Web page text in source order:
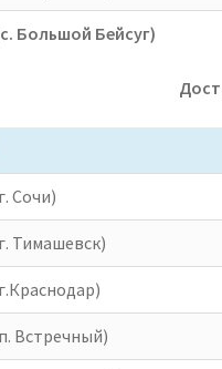
Большой Бейсуг)
Сочи)
Тимашевск)
Встречный) ТОВАР ДНЯ